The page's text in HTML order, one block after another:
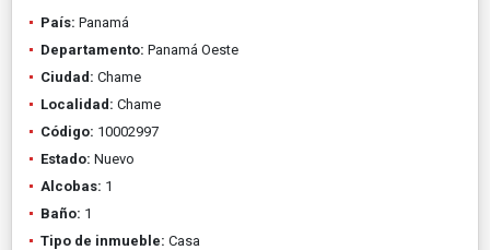
País: Panamá
Departamento: Panamá Oeste
Ciudad: Chame
Localidad: Chame
Código: 10002997
Estado: Nuevo
Alcobas: 1
Baño: 1
Tipo de inmueble: Casa